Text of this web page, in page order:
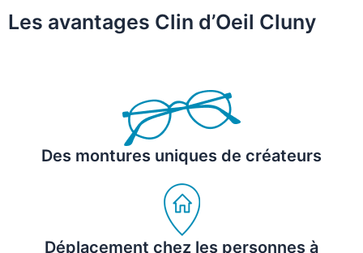
Les avantages Clin d’Oeil Cluny
Des montures uniques de créateurs
Déplacement chez les personnes à